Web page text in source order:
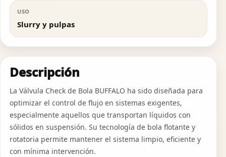
USO
Slurry y pulpas
Descripción
La Válvula Check de Bola BUFFALO ha sido diseñada para
optimizar el control de flujo en sistemas exigentes,
especialmente aquellos que transportan líquidos con
sólidos en suspensión. Su tecnología de bola flotante y
rotatoria permite mantener el sistema limpio, eficiente y
con mínima intervención.